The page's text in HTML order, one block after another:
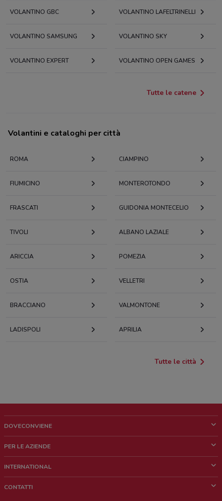
VOLANTINO GBC VOLANTINO LAFELTRINELLI
VOLANTINO SAMSUNG VOLANTINO SKY
VOLANTINO EXPERT VOLANTINO OPEN GAMES
Tutte le catene
Volantini e cataloghi per città
ROMA CIAMPINO
FIUMICINO MONTEROTONDO
FRASCATI GUIDONIA MONTECELIO
TIVOLI ALBANO LAZIALE
ARICCIA POMEZIA
OSTIA VELLETRI
BRACCIANO VALMONTONE
LADISPOLI APRILIA
Tutte le città
DOVECONVIENE
Chi siamo
Lavora con noi
PER LE AZIENDE
Richieste commerciali e marketing
INTERNATIONAL
CONTATTI